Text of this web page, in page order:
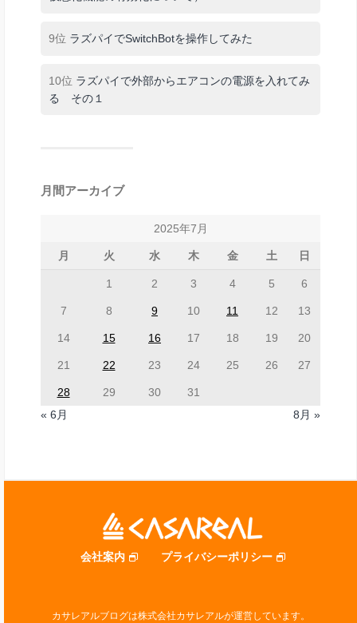
9位 ラズパイでSwitchBotを操作してみた
10位 ラズパイで外部からエアコンの電源を入れてみ
る その１
月間アーカイブ
2025年7月
月 火 水 木 金 土 日
1 2 3 4 5 6
7 8 9 10 11 12 13
14 15 16 17 18 19 20
21 22 23 24 25 26 27
28 29 30
31
« 6月
8月 »
会社案内 プライバシーポリシー
カサレアルブログは株式会社カサレアルが運営しています。